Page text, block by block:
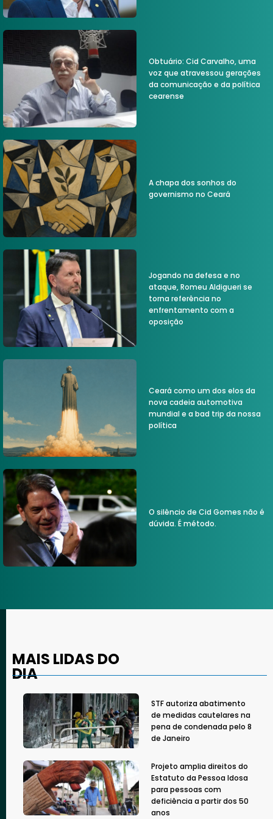
Obtuário: Cid Carvalho, uma
voz que atravessou gerações
da comunicação e da política
cearense
A chapa dos sonhos do
governismo no Ceará
Jogando na defesa e no
ataque, Romeu Aldigueri se
torna referência no
enfrentamento com a
oposição
Ceará como um dos elos da
nova cadeia automotiva
mundial e a bad trip da nossa
política
O silêncio de Cid Gomes não é
dúvida. É método.
MAIS LIDAS DO
DIA
STF autoriza abatimento
de medidas cautelares na
pena de condenada pelo 8
de Janeiro
Projeto amplia direitos do
Estatuto da Pessoa Idosa
para pessoas com
deficiência a partir dos 50
anos